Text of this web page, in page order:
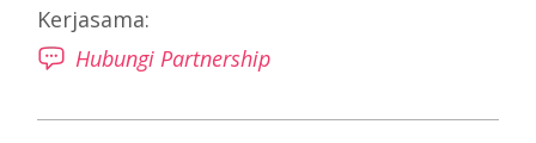
Kerjasama:
Hubungi Partnership